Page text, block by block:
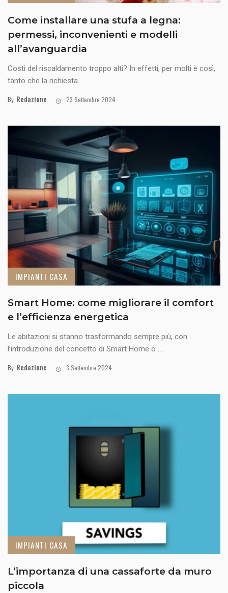
Come installare una stufa a legna:
permessi, inconvenienti e modelli
all’avanguardia
Costi del riscaldamento troppo alti? In effetti, per molti è così,
tanto che la richiesta ...
By Redazione 23 Settembre 2024
IMPIANTI CASA
Smart Home: come migliorare il comfort
e l’efficienza energetica
Le abitazioni si stanno trasformando sempre più, con
l’introduzione del concetto di Smart Home o ...
By Redazione 3 Settembre 2024
IMPIANTI CASA
L’importanza di una cassaforte da muro
piccola